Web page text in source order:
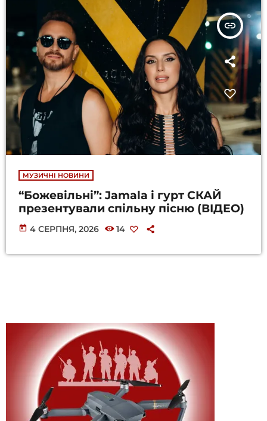
insert_link
МУЗИЧНІ НОВИНИ
“Божевільні”: Jamala і гурт СКАЙ
презентували спільну пісню (ВІДЕО)
today 4 СЕРПНЯ, 2026 14